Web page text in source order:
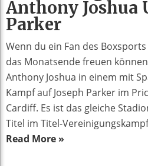
Anthony Joshua
Parker
Wenn du ein Fan des
das Monatsende freuen
Anthony Joshua in einem mit
Kampf auf Joseph Parker im
Cardiff. Es ist das gleiche
Titel im Titel-
Read More »